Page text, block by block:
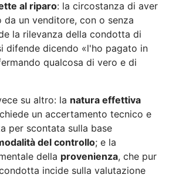
al riparo: la circostanza di aver
un venditore, con o senza
la rilevanza della condotta di
difende dicendo «l'ho pagato in
qualcosa di vero e di
su altro: la natura effettiva
un accertamento tecnico e
per scontata sulla base
del controllo; e la
della provenienza, che pur
incide sulla valutazione